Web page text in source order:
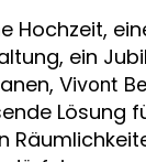
Hochzeit,
ein
Vivont
Lösung